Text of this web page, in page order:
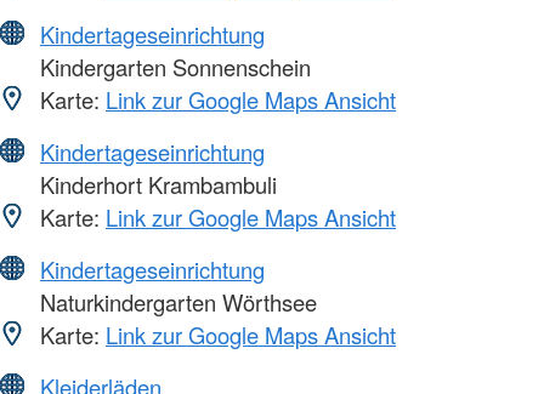
Kindertageseinrichtung
Kindergarten Sonnenschein
Karte: Link zur Google Maps Ansicht
Kindertageseinrichtung
Kinderhort Krambambuli
Karte: Link zur Google Maps Ansicht
Kindertageseinrichtung
Naturkindergarten Wörthsee
Karte: Link zur Google Maps Ansicht
Kleiderläden